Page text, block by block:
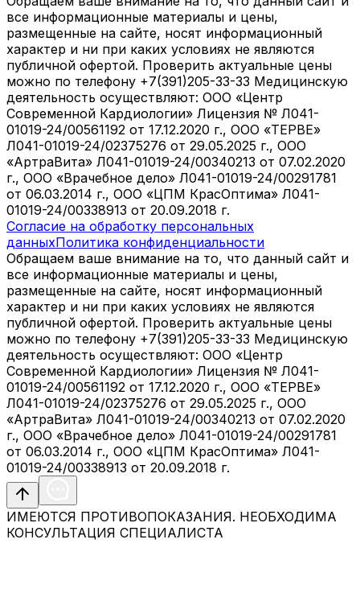
все информационные материалы и цены,
размещенные на сайте, носят информационный
характер и ни при каких условиях не являются
публичной офертой. Проверить актуальные цены
можно по телефону +7(391)205-33-33 Медицинскую
деятельность осуществляют: ООО «Центр
Современной Кардиологии» Лицензия № Л041-
01019-24/00561192 от 17.12.2020 г., ООО «ТЕРВЕ»
Л041-01019-24/02375276 от 29.05.2025 г., ООО
«АртраВита» Л041-01019-24/00340213 от 07.02.2020
г., ООО «Врачебное дело» Л041-01019-24/00291781
от 06.03.2014 г., ООО «ЦПМ КрасОптима» Л041-
01019-24/00338913 от 20.09.2018 г.
Согласие на обработку персональных
данныхПолитика конфиденциальности
Обращаем ваше внимание на то, что данный сайт и
все информационные материалы и цены,
размещенные на сайте, носят информационный
характер и ни при каких условиях не являются
публичной офертой. Проверить актуальные цены
можно по телефону +7(391)205-33-33 Медицинскую
деятельность осуществляют: ООО «Центр
Современной Кардиологии» Лицензия № Л041-
01019-24/00561192 от 17.12.2020 г., ООО «ТЕРВЕ»
Л041-01019-24/02375276 от 29.05.2025 г., ООО
«АртраВита» Л041-01019-24/00340213 от 07.02.2020
г., ООО «Врачебное дело» Л041-01019-24/00291781
от 06.03.2014 г., ООО «ЦПМ КрасОптима» Л041-
01019-24/00338913 от 20.09.2018 г.
ИМЕЮТСЯ ПРОТИВОПОКАЗАНИЯ. НЕОБХОДИМА
КОНСУЛЬТАЦИЯ СПЕЦИАЛИСТА